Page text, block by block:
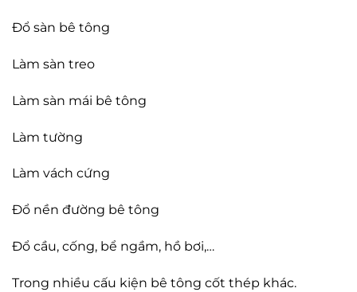
Đổ sàn bê tông
Làm sàn treo
Làm sàn mái bê tông
Làm tường
Làm vách cứng
Đổ nền đường bê tông
Đổ cầu, cống, bể ngầm, hồ bơi,…
Trong nhiều cấu kiện bê tông cốt thép khác.